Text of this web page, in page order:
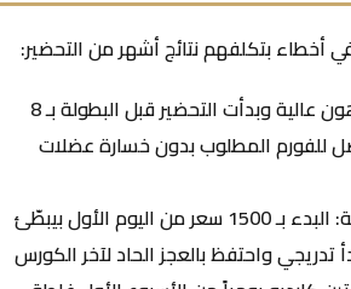
أخطاء بتكلفهم نتائج أشهر من التحضير:
لو نسبة الدهون عالية وبدأت التحضير قبل البطولة بـ 8
للفورم المطلوب بدون خسارة عضلات
البدء بـ 1500 سعر من اليوم الأول بيبطّئ
واحتفظ بالعجز الحاد لآخر الكورس